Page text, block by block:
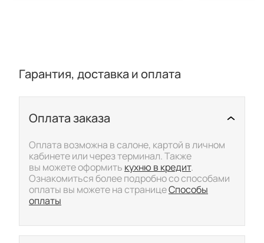
Гарантия, доставка и оплата
Оплата заказа Скрыть/показать
Оплата возможна в салоне, картой в личном
кабинете или через терминал. Также
вы можете оформить кухню в кредит.
Ознакомиться более подробно со способами
оплаты вы можете на страницеСпособы
оплаты